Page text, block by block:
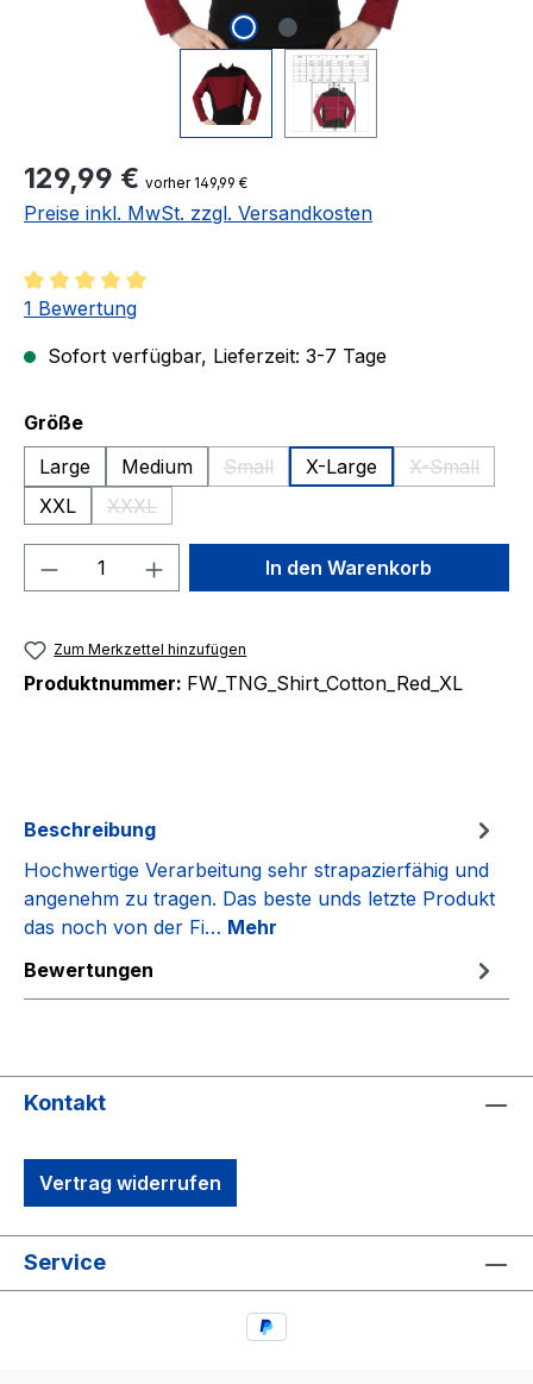
Regulärer Preis:
129,99 € vorher 149,99 €
Preise inkl. MwSt. zzgl. Versandkosten
Durchschnittliche Bewertung von 5 von 5 Sternen
1 Bewertung
Sofort verfügbar, Lieferzeit: 3-7 Tage
Größeauswählen
Large
Medium Small
(Diese Option ist zurzeit nicht
X-Large X-Small
(Diese
XXL XXXL
(Diese Option ist zurzeit nicht verfügbar.)
Produkt Anzahl: Gib denIn den Warenkorb
Zum Merkzettel hinzufügen
Produktnummer: FW_TNG_Shirt_Cotton_Red_XL
Beschreibung
Hochwertige Verarbeitung sehr strapazierfähig und
angenehm zu tragen. Das beste unds letzte Produkt
das noch von der Fi… Mehr
Bewertungen
Kontakt
Vertrag widerrufen
Service